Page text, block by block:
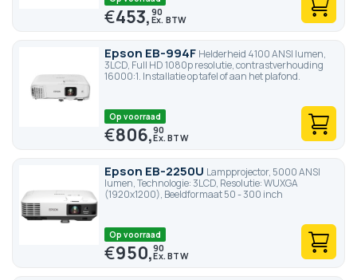
€453,90
Epson EB-994F Helderheid 4100 ANSI lumen,
3LCD, Full HD 1080p resolutie, contrastverhouding
16000:1. Installatie op tafel of aan het plafond.
Op voorraad
€806,90
Epson EB-2250U Lampprojector, 5000 ANSI
lumen, Technologie: 3LCD, Resolutie: WUXGA
(1920x1200), Beeldformaat 50 - 300 inch
Op voorraad
€950,90